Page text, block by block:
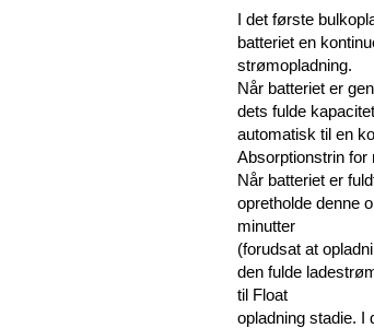
I det første
batteriet en
strømopladning.
Når batteriet er
dets fulde
automatisk til en
Absorptionstrin for
Når batteriet er
opretholde denne
minutter
(forudsat at
den fulde
til Float
opladning stadie. I